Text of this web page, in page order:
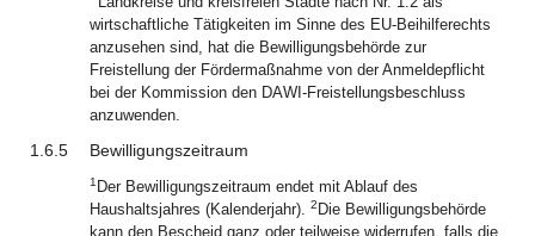
wirtschaftliche Tätigkeiten im Sinne des EU-Beihilferechts
anzusehen sind, hat die Bewilligungsbehörde zur
Freistellung der Fördermaßnahme von der Anmeldepflicht
bei der Kommission den DAWI-Freistellungsbeschluss
anzuwenden.
1.6.5 Bewilligungszeitraum
1 Der Bewilligungszeitraum endet mit Ablauf des
Haushaltsjahres (Kalenderjahr). 2 Die Bewilligungsbehörde
kann den Bescheid ganz oder teilweise widerrufen, falls die